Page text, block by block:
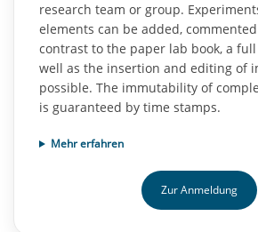
research team or group.
elements can be added,
contrast to the paper lab book, a
well as the insertion and editing of
possible. The immutability of
is guaranteed by time stamps.
Mehr erfahren
Zur Anmeldung